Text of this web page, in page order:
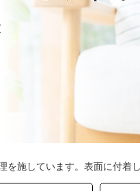
施しています。表面に付着